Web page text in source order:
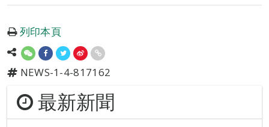
列印本頁
NEWS-1-4-817162
最新新聞